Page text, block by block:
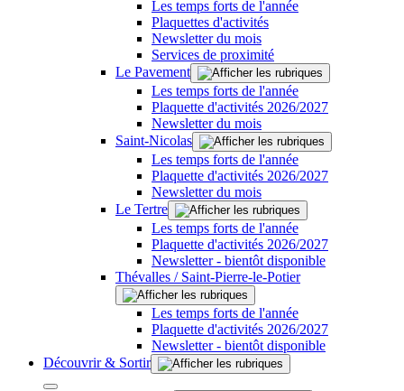
Les temps forts de l'année
Plaquettes d'activités
Newsletter du mois
Services de proximité
Le Pavement
Les temps forts de l'année
Plaquette d'activités 2026/2027
Newsletter du mois
Saint-Nicolas
Les temps forts de l'année
Plaquette d'activités 2026/2027
Newsletter du mois
Le Tertre
Les temps forts de l'année
Plaquette d'activités 2026/2027
Newsletter - bientôt disponible
Thévalles / Saint-Pierre-le-Potier
Les temps forts de l'année
Plaquette d'activités 2026/2027
Newsletter - bientôt disponible
Découvrir & Sortir